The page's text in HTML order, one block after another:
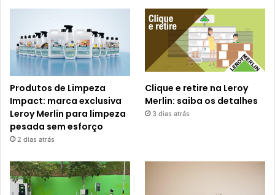
Produtos de Limpeza
Impact: marca exclusiva
Leroy Merlin para limpeza
pesada sem esforço
2 dias atrás
Clique e retire na Leroy
Merlin: saiba os detalhes
3 dias atrás